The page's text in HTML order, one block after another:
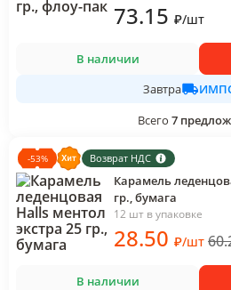
73.15 ₽/шт
В наличии
Завтра
Всего 7
-53% Возврат НДС
Карамель
гр., бумага
12 шт в упаковке
28.50 ₽/шт
В наличии